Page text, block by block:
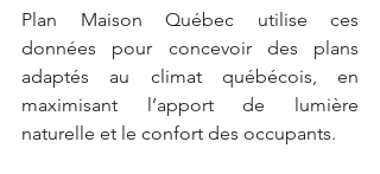
Plan Maison Québec utilise ces
données pour concevoir des plans
adaptés au climat québécois, en
maximisant l’apport de lumière
naturelle et le confort des occupants.